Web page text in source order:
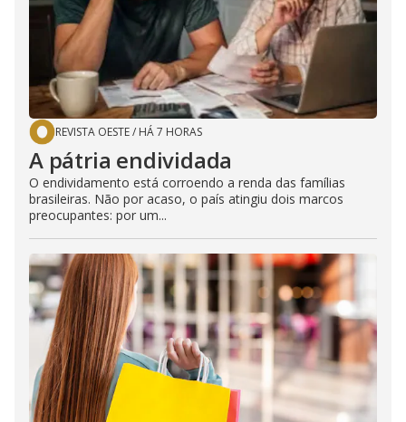
REVISTA OESTE/ HÁ 7 HORAS
A pátria endividada
O endividamento está corroendo a renda das famílias
brasileiras. Não por acaso, o país atingiu dois marcos
preocupantes: por um...